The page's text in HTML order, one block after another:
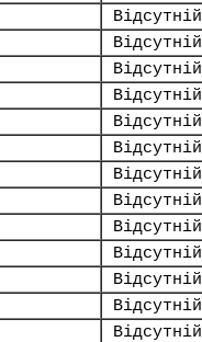
Відсутній
Відсутній
Відсутній
Відсутній
Відсутній
Відсутній
Відсутній
Відсутній
Відсутній
Відсутній
Відсутній
Відсутній
Відсутній